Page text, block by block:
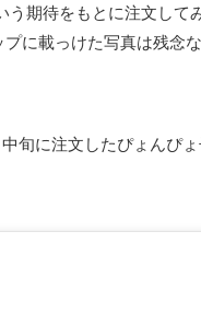
期待をもとに注文して
に載っけた写真は残念
旬に注文したぴょんぴ